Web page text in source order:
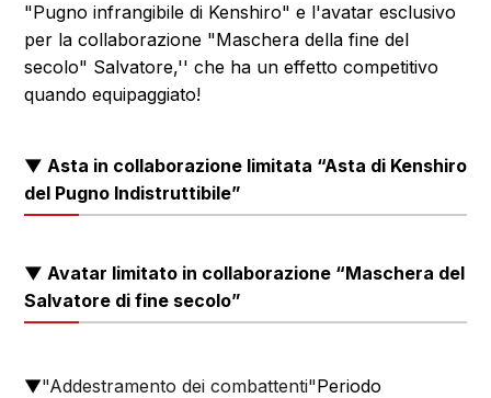
"Pugno infrangibile di Kenshiro" e l'avatar esclusivo
per la collaborazione "Maschera della fine del
secolo" Salvatore,'' che ha un effetto competitivo
quando equipaggiato!
▼ Asta in collaborazione limitata “Asta di Kenshiro
del Pugno Indistruttibile”
▼ Avatar limitato in collaborazione “Maschera del
Salvatore di fine secolo”
▼"Addestramento dei combattenti"Periodo